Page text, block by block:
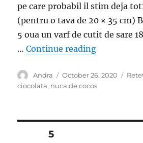
pe care probabil il stim deja
(pentru o tava de 20 × 35 cm)
5 oua un varf de cutit de sare
…Continue reading“Prajitura
Author
Andra
Posted
on
October 26, 2020
ciocolata, nuca de cocos
Posts
PAGE5